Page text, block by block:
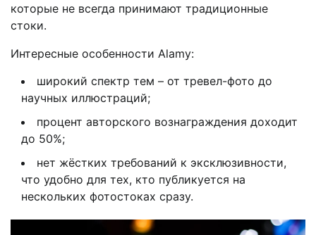
которые не всегда принимают традиционные
стоки.
Интересные особенности Alamy:
широкий спектр тем – от тревел-фото до
научных иллюстраций;
процент авторского вознаграждения доходит
до 50%;
нет жёстких требований к эксклюзивности,
что удобно для тех, кто публикуется на
нескольких фотостоках сразу.